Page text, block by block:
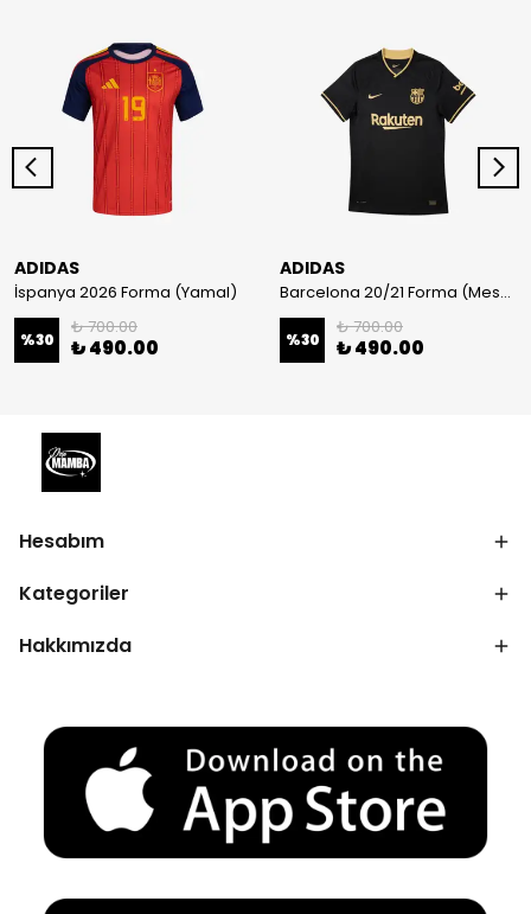
ADIDAS
İspanya 2026 Forma (Yamal)
%30
₺ 700.00
₺ 490.00
ADIDAS
Barcelona 20/21 Forma (Messi)
%30
₺ 700.00
₺ 490.00
Hesabım
Kategoriler
Hakkımızda